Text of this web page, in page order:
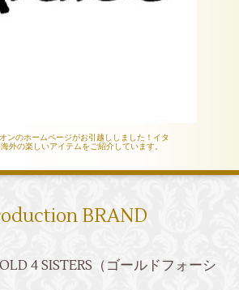
ンのホームページがお引越ししました！イタ
外の楽しいアイテムをご紹介しています。
BRAND
4 SISTERS（ゴールドフォーシ